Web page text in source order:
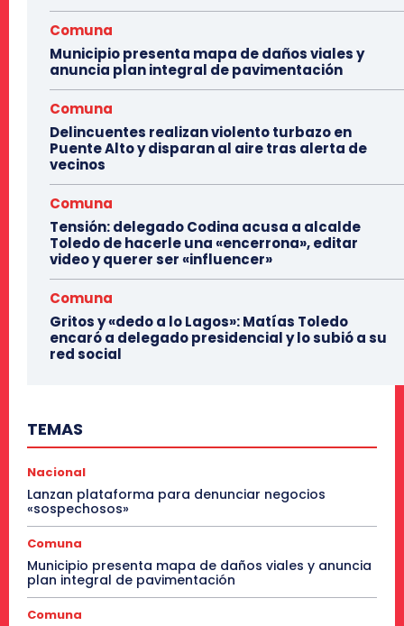
Comuna
Municipio presenta mapa de daños viales y
anuncia plan integral de pavimentación
Comuna
Delincuentes realizan violento turbazo en
Puente Alto y disparan al aire tras alerta de
vecinos
Comuna
Tensión: delegado Codina acusa a alcalde
Toledo de hacerle una «encerrona», editar
video y querer ser «influencer»
Comuna
Gritos y «dedo a lo Lagos»: Matías Toledo
encaró a delegado presidencial y lo subió a su
red social
TEMAS
Nacional
Lanzan plataforma para denunciar negocios
«sospechosos»
Comuna
Municipio presenta mapa de daños viales y anuncia
plan integral de pavimentación
Comuna